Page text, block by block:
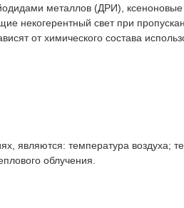
металлов (ДРИ),
некогерентный свет при
от химического состава
являются: температура воздуха;
облучения.